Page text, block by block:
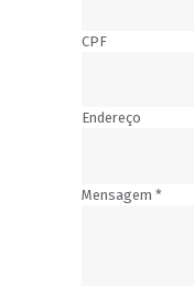
CPF
Endereço
Mensagem *